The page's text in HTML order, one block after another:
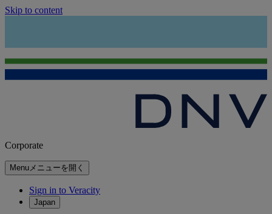
Skip to content
Corporate
Menuメニューを開く
Sign in to Veracity
Japan